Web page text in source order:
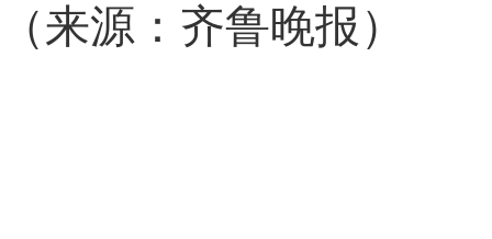
（来源：齐鲁晚报）